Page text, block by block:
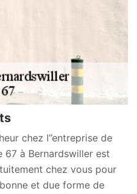
chez l’’entreprise de
à Bernardswiller est
chez vous pour
et due forme de